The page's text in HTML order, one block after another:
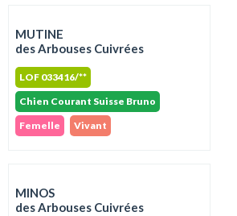
MUTINE
des Arbouses Cuivrées
LOF 033416/**
Chien Courant Suisse Bruno
Femelle
Vivant
MINOS
des Arbouses Cuivrées